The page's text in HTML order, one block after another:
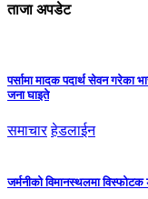
ताजा अपडेट
पर्सामा मादक पदार्थ सेवन गरेका
जना घाइते
समाचार हेडलाईन
जर्मनीको विमानस्थलमा